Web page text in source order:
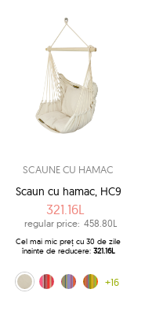
SCAUNE CU HAMAC
Scaun cu hamac, HC9
321.16L
regular price: 458.80L
Cel mai mic preț cu 30 de zile
înainte de reducere: 321.16L
ecru (209)Lava (218)
curcubeu (239)
Amelie (256)
+16